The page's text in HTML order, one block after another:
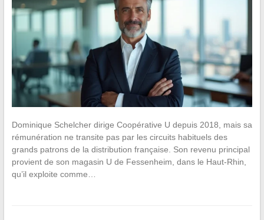
Dominique Schelcher dirige Coopérative U depuis 2018, mais sa
rémunération ne transite pas par les circuits habituels des
grands patrons de la distribution française. Son revenu principal
provient de son magasin U de Fessenheim, dans le Haut-Rhin,
qu’il exploite comme…